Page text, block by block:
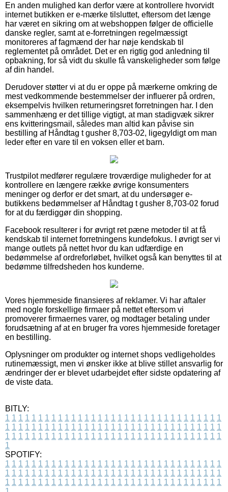
En anden mulighed kan derfor være at kontrollere hvorvidt
internet butikken er e-mærke tilsluttet, eftersom det længe
har været en sikring om at webshoppen følger de officielle
danske regler, samt at e-forretningen regelmæssigt
monitoreres af fagmænd der har nøje kendskab til
reglementet på området. Det er en rigtig god anledning til
opbakning, for så vidt du skulle få vanskeligheder som følge
af din handel.
Derudover støtter vi at du er oppe på mærkerne omkring de
mest vedkommende bestemmelser der influerer på ordren,
eksempelvis hvilken returneringsret forretningen har. I den
sammenhæng er det tillige vigtigt, at man stadigvæk sikrer
ens kvitteringsmail, således man altid kan påvise sin
bestilling af Håndtag t gusher 8,703-02, ligegyldigt om man
leder efter en vare til en voksen eller et barn.
Trustpilot medfører regulære troværdige muligheder for at
kontrollere en længere række øvrige konsumenters
meninger og derfor er det smart, at du undersøger e-
butikkens bedømmelser af Håndtag t gusher 8,703-02 forud
for at du færdiggør din shopping.
Facebook resulterer i for øvrigt ret pæne metoder til at få
kendskab til internet forretningens kundefokus. I øvrigt ser vi
mange outlets på nettet hvor du kan udfærdige en
bedømmelse af ordreforløbet, hvilket også kan benyttes til at
bedømme tilfredsheden hos kunderne.
Vores hjemmeside finansieres af reklamer. Vi har aftaler
med nogle forskellige firmaer på nettet eftersom vi
promoverer firmaernes varer, og modtager betaling under
forudsætning af at en bruger fra vores hjemmeside foretager
en bestilling.
Oplysninger om produkter og internet shops vedligeholdes
rutinemæssigt, men vi ønsker ikke at blive stillet ansvarlig for
ændringer der er blevet udarbejdet efter sidste opdatering af
de viste data.
BITLY:
1 1 1 1 1 1 1 1 1 1 1 1 1 1 1 1 1 1 1 1 1 1 1 1 1 1 1 1 1 1 1 1 1
1 1 1 1 1 1 1 1 1 1 1 1 1 1 1 1 1 1 1 1 1 1 1 1 1 1 1 1 1 1 1 1 1
1 1 1 1 1 1 1 1 1 1 1 1 1 1 1 1 1 1 1 1 1 1 1 1 1 1 1 1 1 1 1 1 1
1
SPOTIFY:
1 1 1 1 1 1 1 1 1 1 1 1 1 1 1 1 1 1 1 1 1 1 1 1 1 1 1 1 1 1 1 1 1
1 1 1 1 1 1 1 1 1 1 1 1 1 1 1 1 1 1 1 1 1 1 1 1 1 1 1 1 1 1 1 1 1
1 1 1 1 1 1 1 1 1 1 1 1 1 1 1 1 1 1 1 1 1 1 1 1 1 1 1 1 1 1 1 1 1